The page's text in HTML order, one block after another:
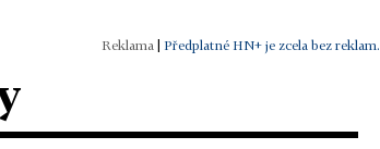
| Předplatné HN+ je zcela bez reklam.